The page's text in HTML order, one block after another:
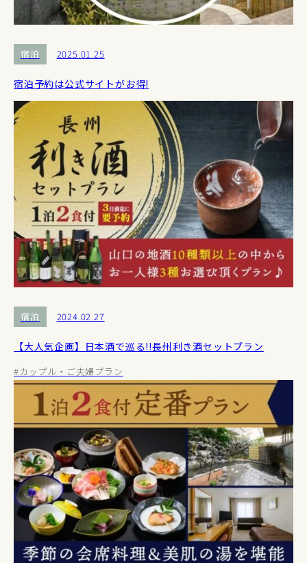
宿泊 2025.01.25
宿泊予約は公式サイトがお得!
宿泊 2024.02.27
【大人気企画】日本酒で巡る!!長州利き酒セットプラン
#カップル・ご夫婦プラン